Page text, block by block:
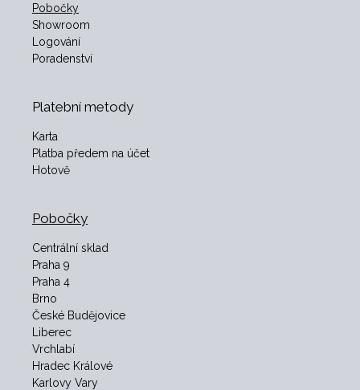
Pobočky
Showroom
Logování
Poradenství
Platební metody
Karta
Platba předem na účet
Hotově
Pobočky
Centrální sklad
Praha 9
Praha 4
Brno
České Budějovice
Liberec
Vrchlabí
Hradec Králové
Karlovy Vary